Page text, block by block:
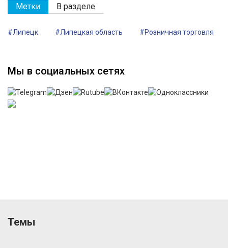
Метки В разделе
#Липецк #Липецкая область #Розничная торговля
Мы в социальных сетях
Темы